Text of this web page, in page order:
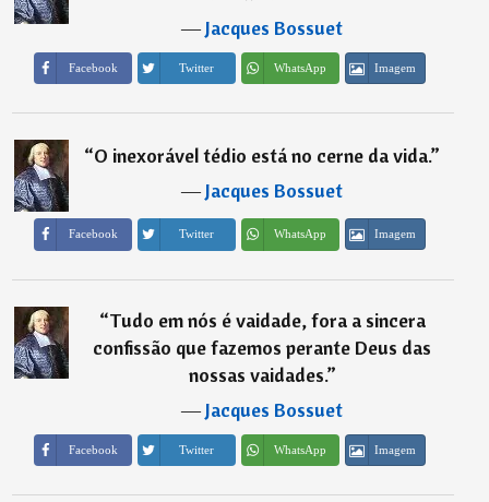
―Jacques Bossuet
Facebook Twitter WhatsApp Imagem
“O inexorável tédio está no cerne da vida.”
―Jacques Bossuet
Facebook Twitter WhatsApp Imagem
“Tudo em nós é vaidade, fora a sincera
confissão que fazemos perante Deus das
nossas vaidades.”
―Jacques Bossuet
Facebook Twitter WhatsApp Imagem